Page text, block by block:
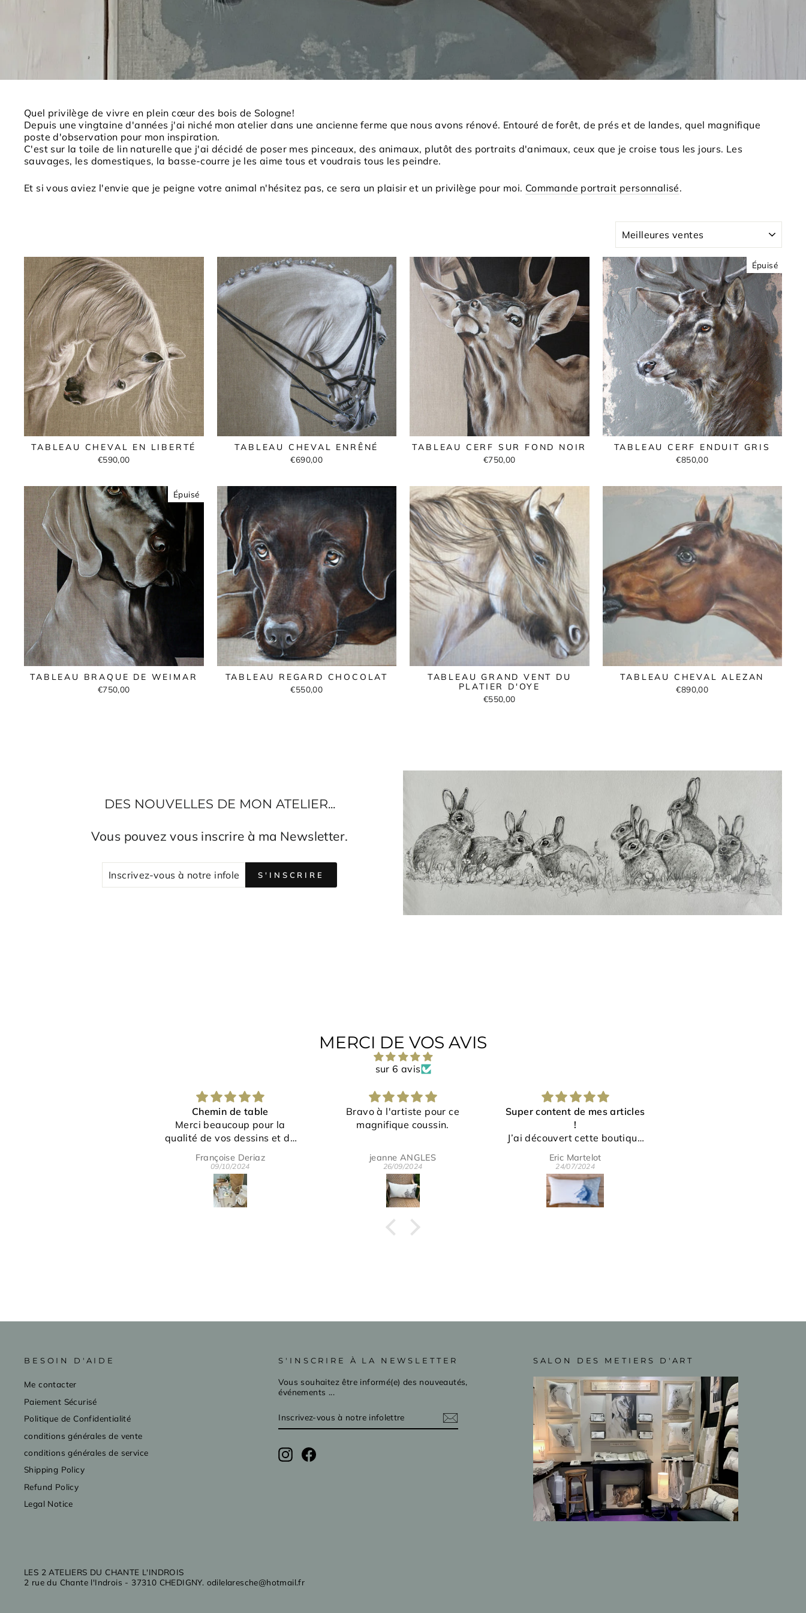
Quel privilège de vivre en plein cœur des bois de Sologne!
Depuis une vingtaine d'années j'ai niché mon atelier dans une ancienne ferme que nous avons rénové. Entouré de forêt, de prés et de landes, quel magnifique
poste d'observation pour mon inspiration.
C'est sur la toile de lin naturelle que j'ai décidé de poser mes pinceaux, des animaux, plutôt des portraits d'animaux, ceux que je croise tous les jours. Les
sauvages, les domestiques, la basse-courre je les aime tous et voudrais tous les peindre.
Et si vous aviez l'envie que je peigne votre animal n'hésitez pas, ce sera un plaisir et un privilège pour moi. Commande portrait personnalisé.
APPLIQUER
TABLEAU CHEVAL EN LIBERTÉ
€590,00
TABLEAU CHEVAL ENRÊNÉ
€690,00
TABLEAU CERF SUR FOND NOIR
€750,00
Épuisé
TABLEAU CERF ENDUIT GRIS
€850,00
Épuisé
TABLEAU BRAQUE DE WEIMAR
€750,00
TABLEAU REGARD CHOCOLAT
€550,00
TABLEAU GRAND VENT DU
PLATIER D'OYE
€550,00
TABLEAU CHEVAL ALEZAN
€890,00
DES NOUVELLES DE MON ATELIER...
Vous pouvez vous inscrire à ma Newsletter.
VOUS
À
S'INSCRIRE
MERCI DE VOS AVIS
sur 6 avis
Bravo à l'artiste pour ce
magnifique coussin.
jeanne ANGLES
26/09/2024
Super content de mes articles
!
en regardant une émission de
tv.
J’ai adoré le sujet🙏🏼
L’artiste est très sympa! Le
travail est remarquable.
C’était mon premier achat
mais pas le dernier
Eric Martelot
24/07/2024
Ces belles poulettes font un
tabac !
Un coussin dont le graphisme
original et vraiment soigné ne
passe pas inaperçu ! Ces
petites poules dynamisent et
éclairent notre salon avec
beaucoup de succès. Merci
Valérie G.
03/07/2024
BESOIN D'AIDE
Me contacter
Paiement Sécurisé
Politique de Confidentialité
conditions générales de vente
conditions générales de service
Shipping Policy
Refund Policy
Legal Notice
S'INSCRIRE À LA NEWSLETTER
Vous souhaitez être informé(e) des nouveautés,
événements ...
VOUS
À
InstagramFacebook
SALON DES METIERS D'ART
LES 2 ATELIERS DU CHANTE L'INDROIS
2 rue du Chante l'Indrois - 37310 CHEDIGNY. odilelaresche@hotmail.fr